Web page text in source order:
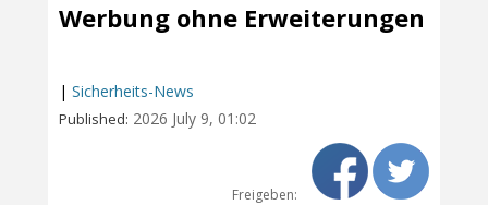
Werbung ohne Erweiterungen
| Sicherheits-News
Published: 2026 July 9, 01:02
Freigeben: